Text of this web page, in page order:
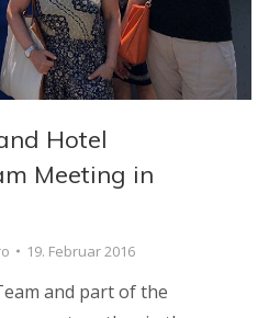
Hotel
Meeting in
19. Februar 2016
and part of the